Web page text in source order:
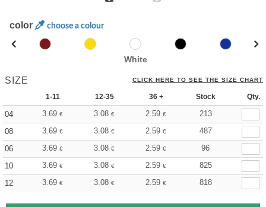
color choose a colour
White
SIZE CLICK HERE TO SEE THE SIZE CHART
1-11 12-35 36 + Stock Qty.
04 3.69 € 3.08 € 2.59 €
213
08
3.69 € 3.08 € 2.59 €
487
06
3.69 € 3.08 € 2.59 €
96
10
3.69 € 3.08 € 2.59 €
825
12
3.69 € 3.08 € 2.59 € 818